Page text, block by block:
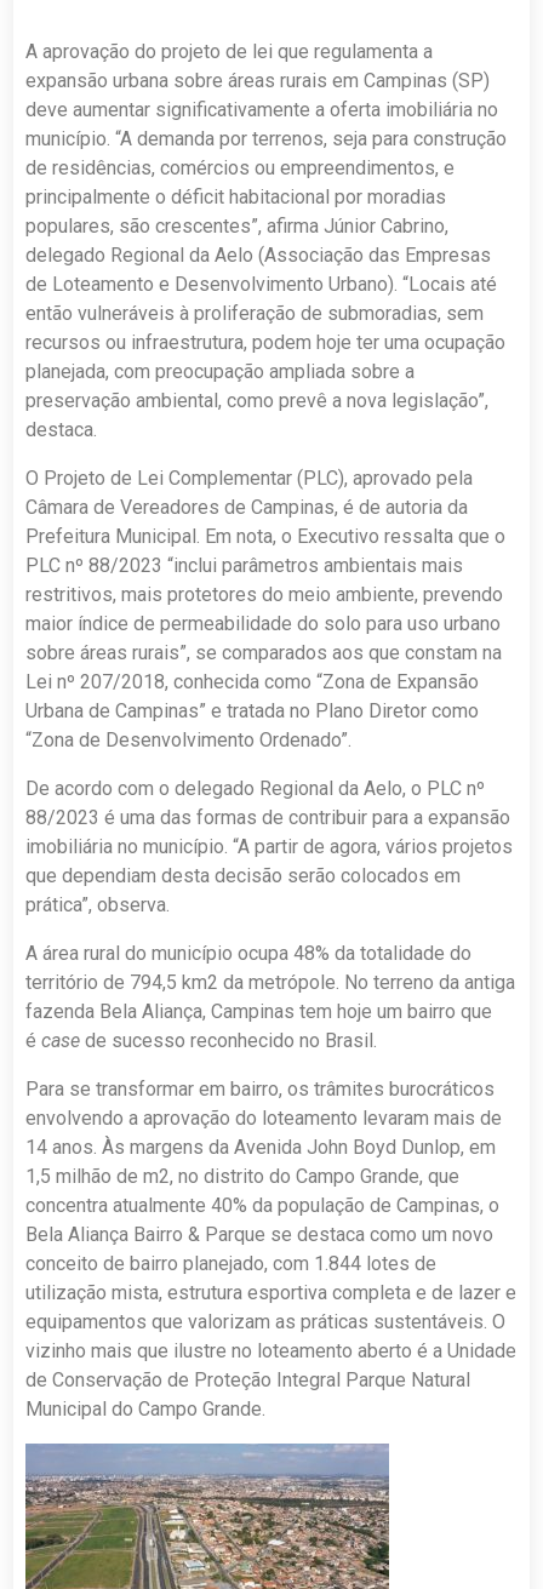
A aprovação do projeto de lei que regulamenta a
expansão urbana sobre áreas rurais em Campinas (SP)
deve aumentar significativamente a oferta imobiliária no
município. “A demanda por terrenos, seja para construção
de residências, comércios ou empreendimentos, e
principalmente o déficit habitacional por moradias
populares, são crescentes”, afirma Júnior Cabrino,
delegado Regional da Aelo (Associação das Empresas
de Loteamento e Desenvolvimento Urbano). “Locais até
então vulneráveis à proliferação de submoradias, sem
recursos ou infraestrutura, podem hoje ter uma ocupação
planejada, com preocupação ampliada sobre a
preservação ambiental, como prevê a nova legislação”,
destaca.
O Projeto de Lei Complementar (PLC), aprovado pela
Câmara de Vereadores de Campinas, é de autoria da
Prefeitura Municipal. Em nota, o Executivo ressalta que o
PLC nº 88/2023 “inclui parâmetros ambientais mais
restritivos, mais protetores do meio ambiente, prevendo
maior índice de permeabilidade do solo para uso urbano
sobre áreas rurais”, se comparados aos que constam na
Lei nº 207/2018, conhecida como “Zona de Expansão
Urbana de Campinas” e tratada no Plano Diretor como
“Zona de Desenvolvimento Ordenado”.
De acordo com o delegado Regional da Aelo, o PLC nº
88/2023 é uma das formas de contribuir para a expansão
imobiliária no município. “A partir de agora, vários projetos
que dependiam desta decisão serão colocados em
prática”, observa.
A área rural do município ocupa 48% da totalidade do
território de 794,5 km2 da metrópole. No terreno da antiga
fazenda Bela Aliança, Campinas tem hoje um bairro que
écase de sucesso reconhecido no Brasil.
Para se transformar em bairro, os trâmites burocráticos
envolvendo a aprovação do loteamento levaram mais de
14 anos. Às margens da Avenida John Boyd Dunlop, em
1,5 milhão de m2, no distrito do Campo Grande, que
concentra atualmente 40% da população de Campinas, o
Bela Aliança Bairro & Parque se destaca como um novo
conceito de bairro planejado, com 1.844 lotes de
utilização mista, estrutura esportiva completa e de lazer e
equipamentos que valorizam as práticas sustentáveis. O
vizinho mais que ilustre no loteamento aberto é a Unidade
de Conservação de Proteção Integral Parque Natural
Municipal do Campo Grande.